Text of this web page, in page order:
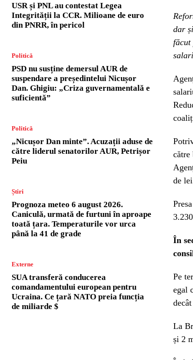
USR și PNL au contestat Legea
Integrității la CCR. Milioane de euro
din PNRR, în pericol
Politică
PSD nu susține demersul AUR de
suspendare a președintelui Nicușor
Dan. Ghigiu: „Criza guvernamentală e
suficientă”
Politică
„Nicușor Dan minte”. Acuzații aduse de
către liderul senatorilor AUR, Petrișor
Peiu
Știri
Prognoza meteo 6 august 2026.
Caniculă, urmată de furtuni în aproape
toată țara. Temperaturile vor urca
până la 41 de grade
Externe
SUA transferă conducerea
comandamentului european pentru
Ucraina. Ce țară NATO preia funcția
de miliarde $
dar
către
de
În
Pe
egal
La
și 2